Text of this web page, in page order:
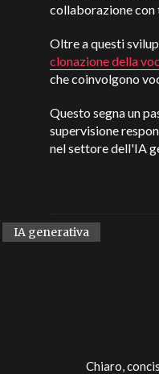
collaborazione con
Oltre a questi
clonazione della
che coinvolgono
Questo segna un
supervisione
nel settore dell'IA
IA generativa
Chiaro,